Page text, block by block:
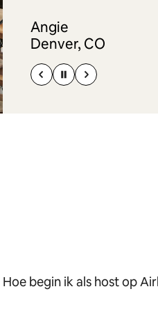
Angie
Denver, CO
Hoe begin ik als host op